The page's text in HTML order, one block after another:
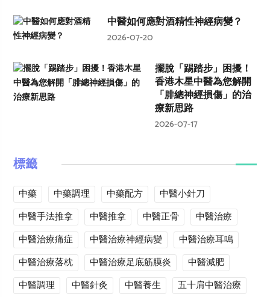
中醫如何應對酒精性神經病變？
2026-07-20
擺脫「踢踏步」困擾！
香港木星中醫為您解開
「腓總神經損傷」的治
療新思路
2026-07-17
標籤
中藥 中藥調理 中藥配方
中醫小針刀
中醫手法推拿
中醫推拿 中醫正骨
中醫治療
中醫治療痛症
中醫治療神經病變
中醫治療耳鳴
中醫治療落枕
中醫治療足底筋膜炎
中醫減肥
中醫調理
中醫針灸 中醫養生 五十肩中醫治療